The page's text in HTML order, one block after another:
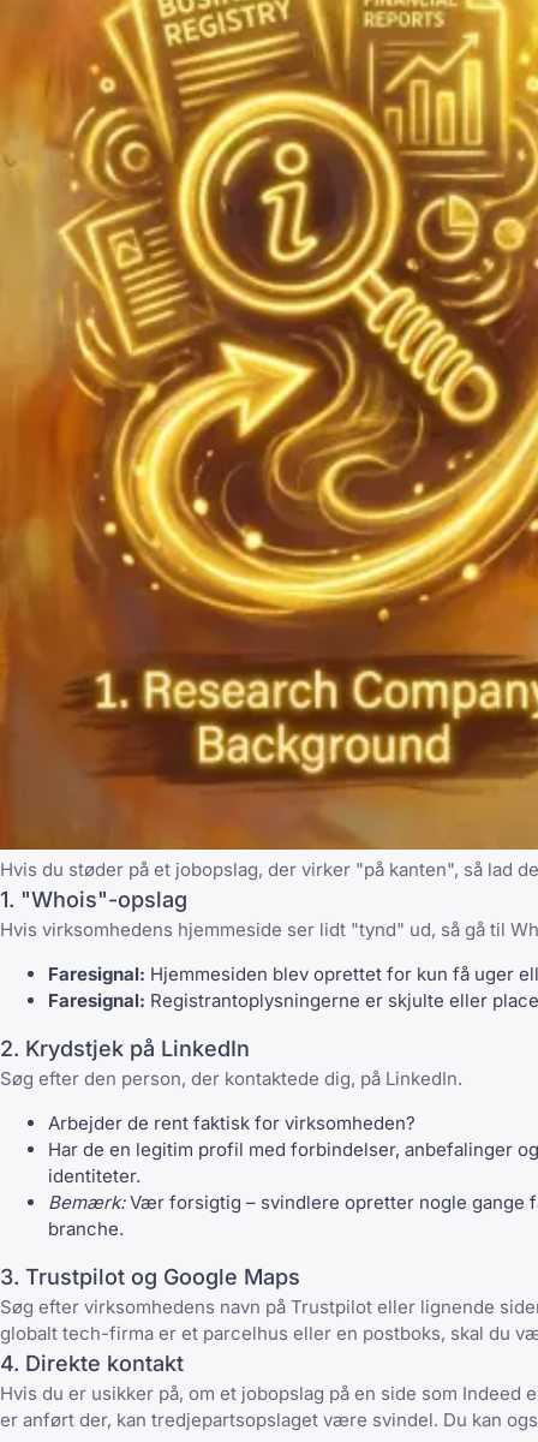
Hvis du støder på et jobopslag, der virker "på kanten", så lad
1. "Whois"-opslag
Hvis virksomhedens hjemmeside ser lidt "tynd" ud, så gå til
Faresignal: Hjemmesiden blev oprettet for kun få uger
Faresignal: Registrantoplysningerne er skjulte eller
2. Krydstjek på LinkedIn
Søg efter den person, der kontaktede dig, på LinkedIn.
Arbejder de rent faktisk for virksomheden?
Har de en legitim profil med forbindelser, anbefalinger
identiteter.
Bemærk:Vær forsigtig – svindlere opretter nogle gange
branche.
3. Trustpilot og Google Maps
Søg efter virksomhedens navn på Trustpilot eller lignende
globalt tech-firma er et parcelhus eller en postboks, skal du
4. Direkte kontakt
Hvis du er usikker på, om et jobopslag på en side som
er anført der, kan tredjepartsopslaget være svindel. Du kan